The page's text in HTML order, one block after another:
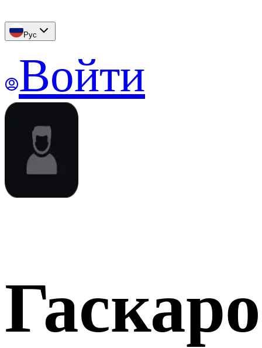
Рус
Войти
Гаскаро